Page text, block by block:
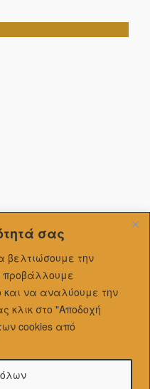
σας
βελτιώσουμε την
προβάλλουμε
και να αναλύουμε την
κλικ στο "Αποδοχή
cookies από